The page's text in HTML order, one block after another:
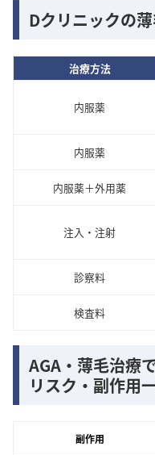
Dクリニックの
治療方法
内服薬
内服薬
内服薬＋外用薬
注入・注射
診察料
検査料
AGA・薄毛治療
リスク・副作用
副作用